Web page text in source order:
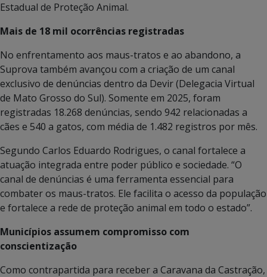
Estadual de Proteção Animal.
Mais de 18 mil ocorrências registradas
No enfrentamento aos maus-tratos e ao abandono, a
Suprova também avançou com a criação de um canal
exclusivo de denúncias dentro da Devir (Delegacia Virtual
de Mato Grosso do Sul). Somente em 2025, foram
registradas 18.268 denúncias, sendo 942 relacionadas a
cães e 540 a gatos, com média de 1.482 registros por mês.
Segundo Carlos Eduardo Rodrigues, o canal fortalece a
atuação integrada entre poder público e sociedade. “O
canal de denúncias é uma ferramenta essencial para
combater os maus-tratos. Ele facilita o acesso da população
e fortalece a rede de proteção animal em todo o estado”.
Municípios assumem compromisso com
conscientização
Como contrapartida para receber a Caravana da Castração,